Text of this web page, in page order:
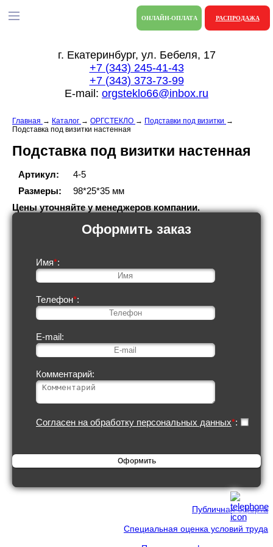
ОНЛАЙН-ОПЛАТА РАСПРОДАЖА
г. Екатеринбург, ул. Бебеля, 17
+7 (343) 245-41-43
+7 (343) 373-73-99
E-mail: orgsteklo66@inbox.ru
Главная → Каталог → ОРГСТЕКЛО → Подставки под визитки →
Подставка под визитки настенная
Подставка под визитки настенная
Aртикул:
4-5
Размеры:
98*25*35 мм
Цены уточняйте у менеджеров компании.
Оформить заказ
Имя*:
Телефон*:
E-mail:
Комментарий:
Согласен на обработку персональных данных*:
Публичная оферта
Специальная оценка условий труда